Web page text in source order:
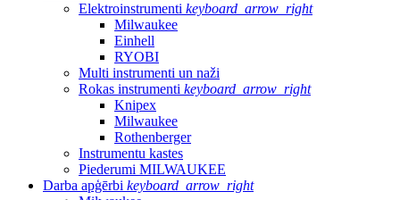
Elektroinstrumenti keyboard_arrow_right
Milwaukee
Einhell
RYOBI
Multi instrumenti un naži
Rokas instrumenti keyboard_arrow_right
Knipex
Milwaukee
Rothenberger
Instrumentu kastes
Piederumi MILWAUKEE
Darba apģērbi keyboard_arrow_right